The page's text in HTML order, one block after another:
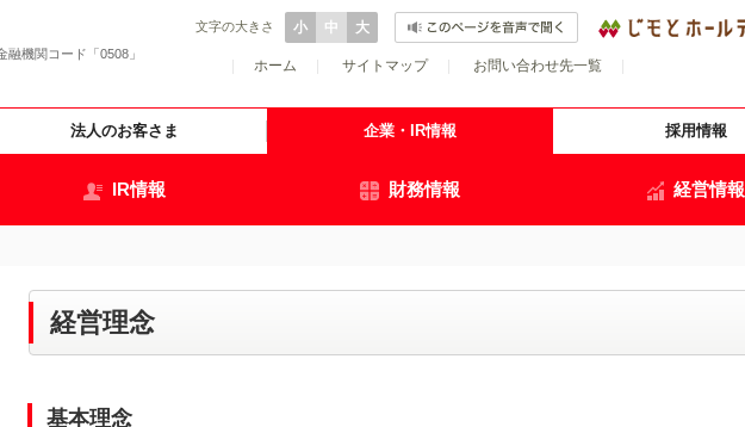
融機関コード「0508」
文字の大きさ 小 中 大
ホーム サイトマップ お問い合わせ先一覧
法人のお客さま 企業・IR情報
IR情報 財務情報 経営情報
採用情報
経営理念
基本理念